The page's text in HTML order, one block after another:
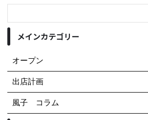
メインカテゴリー
オープン
出店計画
風子 コラム